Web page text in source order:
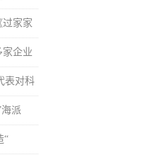
过家家
家企业
表对科
派
“